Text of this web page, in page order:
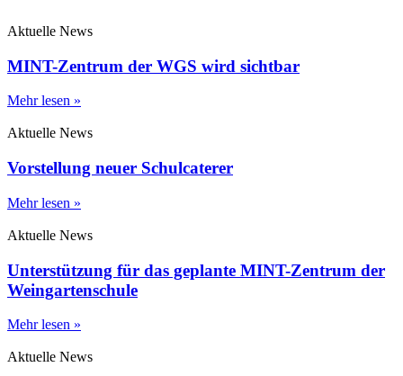
Aktuelle News
MINT-Zentrum der WGS wird sichtbar
Mehr lesen »
Aktuelle News
Vorstellung neuer Schulcaterer
Mehr lesen »
Aktuelle News
Unterstützung für das geplante MINT-Zentrum der
Weingartenschule
Mehr lesen »
Aktuelle News